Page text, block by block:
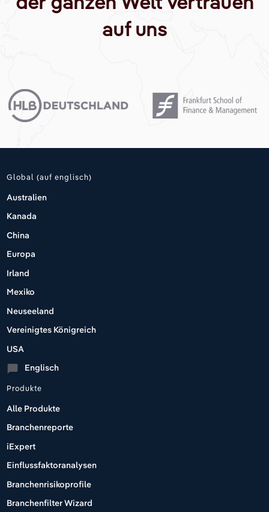
auf uns
Global (auf englisch)
Australien
Kanada
China
Europa
Irland
Mexiko
Neuseeland
Vereinigtes Königreich
USA
chat_bubble Englisch
Produkte
Alle Produkte
Branchenreporte
iExpert
Einflussfaktoranalysen
Branchenrisikoprofile
Branchenfilter Wizard